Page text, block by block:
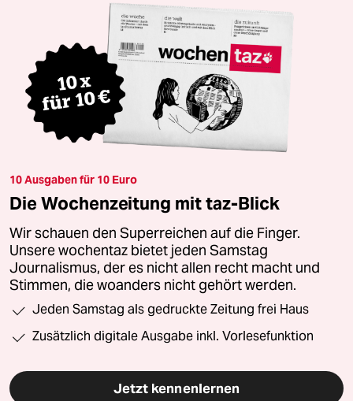
10 Ausgaben für 10 Euro
Die Wochenzeitung mit taz-Blick
Wir schauen den Superreichen auf die Finger.
Unsere wochentaz bietet jeden Samstag
Journalismus, der es nicht allen recht macht und
Stimmen, die woanders nicht gehört werden.
Jeden Samstag als gedruckte Zeitung frei Haus
Zusätzlich digitale Ausgabe inkl. Vorlesefunktion
Jetzt kennenlernen